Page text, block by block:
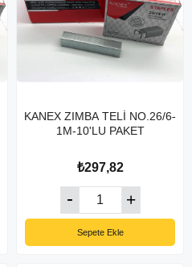
KANEX ZIMBA TELİ NO.26/6-
1M-10'LU PAKET
₺297,82
Sepete Ekle